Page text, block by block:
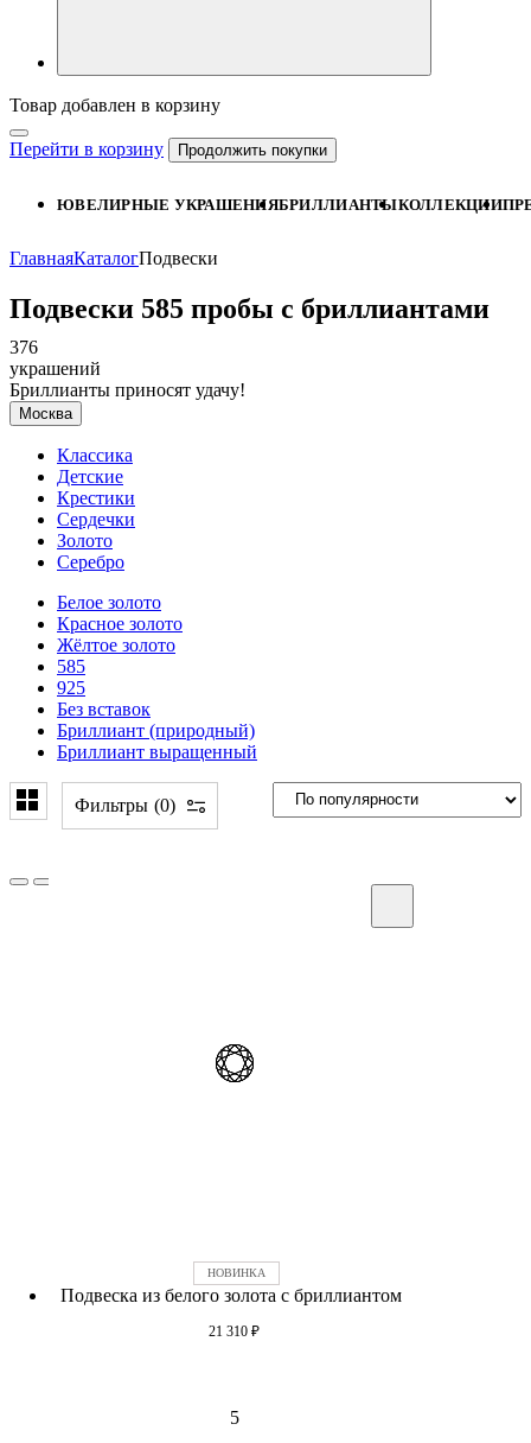
Товар добавлен в корзину
Перейти в корзину Продолжить покупки
ЮВЕЛИРНЫЕ УКРАШЕНИЯБРИЛЛИАНТЫКОЛЛЕКЦИИ
ГлавнаяКаталогПодвески
Подвески 585 пробы с бриллиантами
376
украшений
Бриллианты приносят удачу!
Москва
Классика
Детские
Крестики
Сердечки
Золото
Серебро
Белое золото
Красное золото
Жёлтое золото
585
925
Без вставок
Бриллиант (природный)
Бриллиант выращенный
Фильтры 0
Подвеска из белого золота с бриллиантом
21 310 ₽
5